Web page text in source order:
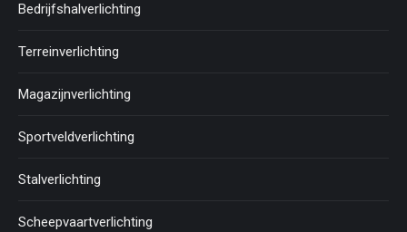
Bedrijfshalverlichting
Terreinverlichting
Magazijnverlichting
Sportveldverlichting
Stalverlichting
Scheepvaartverlichting